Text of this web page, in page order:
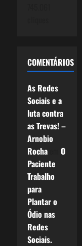
COMENTÁRIOS
As Redes
Sociais e a
luta contra
as Trevas! –
Arnobio
Rochaem O
Paciente
Trabalho
para
Plantar o
Ódio nas
Redes
Sociais.